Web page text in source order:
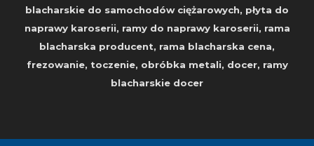
blacharskie do samochodów ciężarowych, płyta do
naprawy karoserii, ramy do naprawy karoserii, rama
blacharska producent, rama blacharska cena,
frezowanie, toczenie, obróbka metali, docer, ramy
blacharskie docer